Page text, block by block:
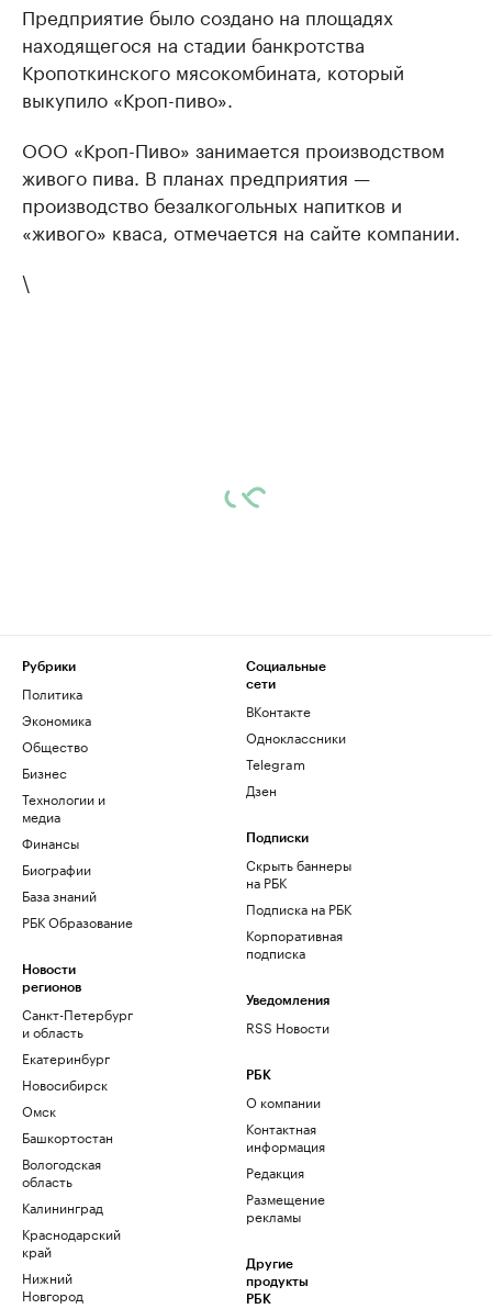
Предприятие было создано на площадях
находящегося на стадии банкротства
Кропоткинского мясокомбината, который
выкупило «Кроп-пиво».
ООО «Кроп-Пиво» занимается производством
живого пива. В планах предприятия —
производство безалкогольных напитков и
«живого» кваса, отмечается на сайте компании.
\
Рубрики
Политика
Экономика
Общество
Бизнес
Технологии и
медиа
Финансы
Биографии
База знаний
РБК Образование
Новости
регионов
Санкт-Петербург
и область
Екатеринбург
Новосибирск
Омск
Башкортостан
Вологодская
область
Калининград
Краснодарский
край
Нижний
Новгород
Социальные
сети
ВКонтакте
Одноклассники
Telegram
Дзен
Подписки
Скрыть баннеры
на РБК
Подписка на РБК
Корпоративная
подписка
Уведомления
RSS Новости
РБК
О компании
Контактная
информация
Редакция
Размещение
рекламы
Другие
продукты
РБК